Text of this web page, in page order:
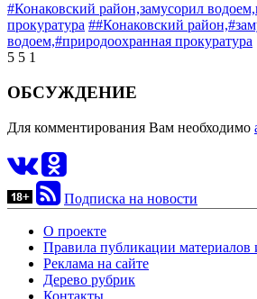
#Конаковский район,замусорил водоем,
прокуратура ##Конаковский район,
водоем,#природоохранная прокуратура
5 5 1
ОБСУЖДЕНИЕ
Для комментирования Вам необходимо
Подписка на новости
О проекте
Правила публикации материалов
Реклама на сайте
Дерево рубрик
Контакты